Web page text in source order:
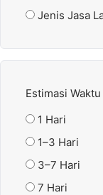
Jenis Jasa
Estimasi Waktu
1 Hari
1–3 Hari
3–7 Hari
7 Hari